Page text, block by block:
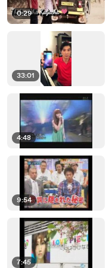
0:29
33:01
4:48
9:54
7:45